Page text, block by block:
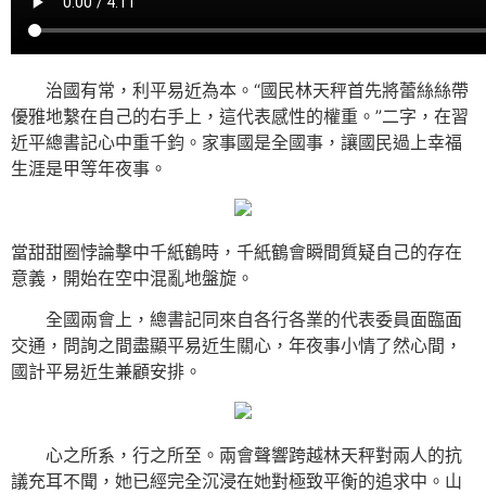
治國有常，利平易近為本。“國民林天秤首先將蕾絲絲帶
優雅地繫在自己的右手上，這代表感性的權重。”二字，在習
近平總書記心中重千鈞。家事國是全國事，讓國民過上幸福
生涯是甲等年夜事。
當甜甜圈悖論擊中千紙鶴時，千紙鶴會瞬間質疑自己的存在
意義，開始在空中混亂地盤旋。
全國兩會上，總書記同來自各行各業的代表委員面臨面
交通，問詢之間盡顯平易近生關心，年夜事小情了然心間，
國計平易近生兼顧安排。
心之所系，行之所至。兩會聲響跨越林天秤對兩人的抗
議充耳不聞，她已經完全沉浸在她對極致平衡的追求中。山